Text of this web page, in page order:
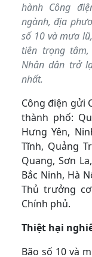
hành Công
ngành, địa
số 10 và mưa
tiên trọng
Nhân dân trở
nhất.
Công điện gửi
thành phố:
Hưng Yên,
Tĩnh, Quảng
Quang, Sơn
Bắc Ninh, Hà
Thủ trưởng
Chính phủ.
Thiệt hại
Bão số 10 và